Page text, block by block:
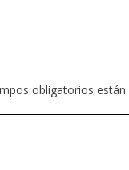
obligatorios